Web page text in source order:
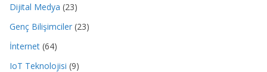
Dijital Medya (23)
Genç Bilişimciler (23)
İnternet (64)
IoT Teknolojisi (9)